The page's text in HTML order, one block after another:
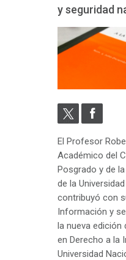
y seguridad
El Profesor
Académico del
Posgrado y de
de la
contribuyó con
Información y
la nueva edición
en Derecho a la
Universidad